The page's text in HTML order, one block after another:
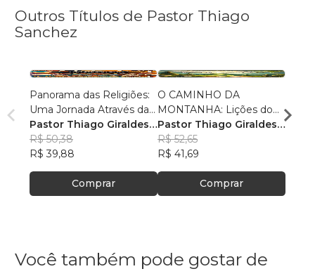
Outros Títulos de Pastor Thiago
Sanchez
Panorama das Religiões:
Uma Jornada Através da
Diversidade Espiritual
Pastor Thiago Giraldes
Sanchez
R$ 50,38
R$ 39,88
Comprar
O CAMINHO DA
MONTANHA: Lições do
Sermão de Jesus
Pastor Thiago Giraldes
Sanchez
R$ 52,65
R$ 41,69
Comprar
O
no
Você também pode gostar de